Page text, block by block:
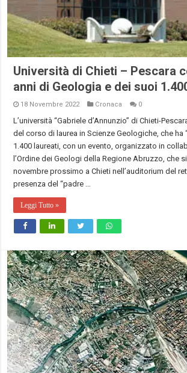
Università di Chieti – Pescara
anni di Geologia e dei suoi
18 Novembre 2022 Cronaca 0
L’università “Gabriele d’Annunzio” di Chieti-
del corso di laurea in Scienze Geologiche, che ha
1.400 laureati, con un evento, organizzato in
l’Ordine dei Geologi della Regione Abruzzo, che
novembre prossimo a Chieti nell’auditorium del
presenza del “padre …
Leggi Tutto »